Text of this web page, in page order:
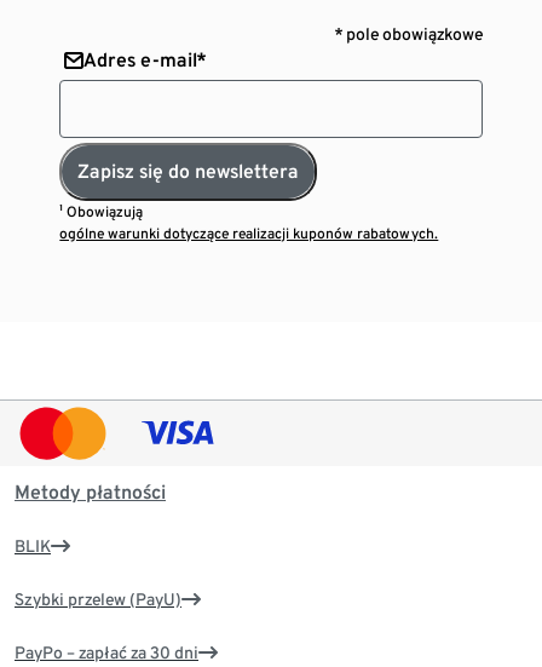
* pole obowiązkowe
Adres e-mail*
Zapisz się do newslettera
¹ Obowiązują
ogólne warunki dotyczące realizacji kuponów rabatowych.
Metody płatności
BLIK
Szybki przelew (PayU)
PayPo – zapłać za 30 dni